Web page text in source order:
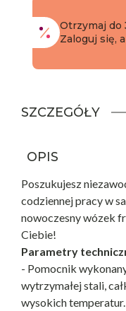
Otrzymaj do
Zaloguj się,
SZCZEGÓŁY
OPIS
Poszukujesz
codziennej pracy w
nowoczesny wózek
Ciebie!
Parametry
- Pomocnik
wytrzymałej stali,
wysokich temperatur.